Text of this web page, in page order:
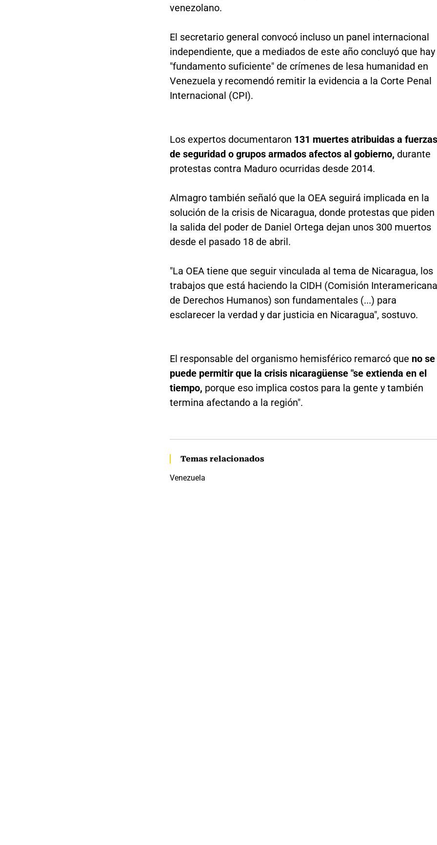
venezolano.
El secretario general convocó incluso un panel internacional
independiente, que a mediados de este año concluyó que hay
"fundamento suficiente" de crímenes de lesa humanidad en
Venezuela y recomendó remitir la evidencia a la Corte Penal
Internacional (CPI).
Los expertos documentaron 131 muertes atribuidas a fuerzas
de seguridad o grupos armados afectos al gobierno, durante
protestas contra Maduro ocurridas desde 2014.
Almagro también señaló que la OEA seguirá implicada en la
solución de la crisis de Nicaragua, donde protestas que piden
la salida del poder de Daniel Ortega dejan unos 300 muertos
desde el pasado 18 de abril.
"La OEA tiene que seguir vinculada al tema de Nicaragua, los
trabajos que está haciendo la CIDH (Comisión Interamericana
de Derechos Humanos) son fundamentales (...) para
esclarecer la verdad y dar justicia en Nicaragua", sostuvo.
El responsable del organismo hemisférico remarcó que no se
puede permitir que la crisis nicaragüense "se extienda en el
tiempo, porque eso implica costos para la gente y también
termina afectando a la región".
Temas relacionados
Venezuela